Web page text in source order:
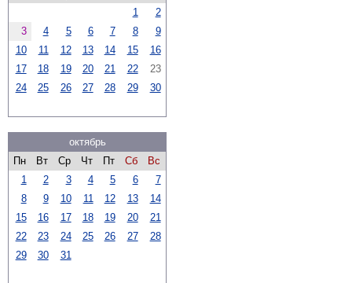
1
2
3
4 5 6 7 8
9
10
11 12 13 14 15
16
17
18 19 20 21 22
23
24
25 26 27 28 29 30
октябрь
Пн
Вт Ср Чт Пт Сб
Вс
1
2 3 4 5 6
7
8
9 10 11 12 13
14
15
16 17 18 19 20
21
22
23 24 25 26 27
28
29
30 31